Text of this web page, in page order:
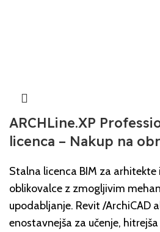
ARCHLine.XP
licenca – Nakup na
Stalna licenca BIM za
oblikovalce z zmogljivim
upodabljanje. Revit /ArchiCAD
enostavnejša za učenje,